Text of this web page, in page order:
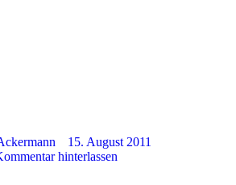
15. August 2011
hinterlassen